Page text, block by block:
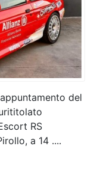
del
RS
a 14 ....